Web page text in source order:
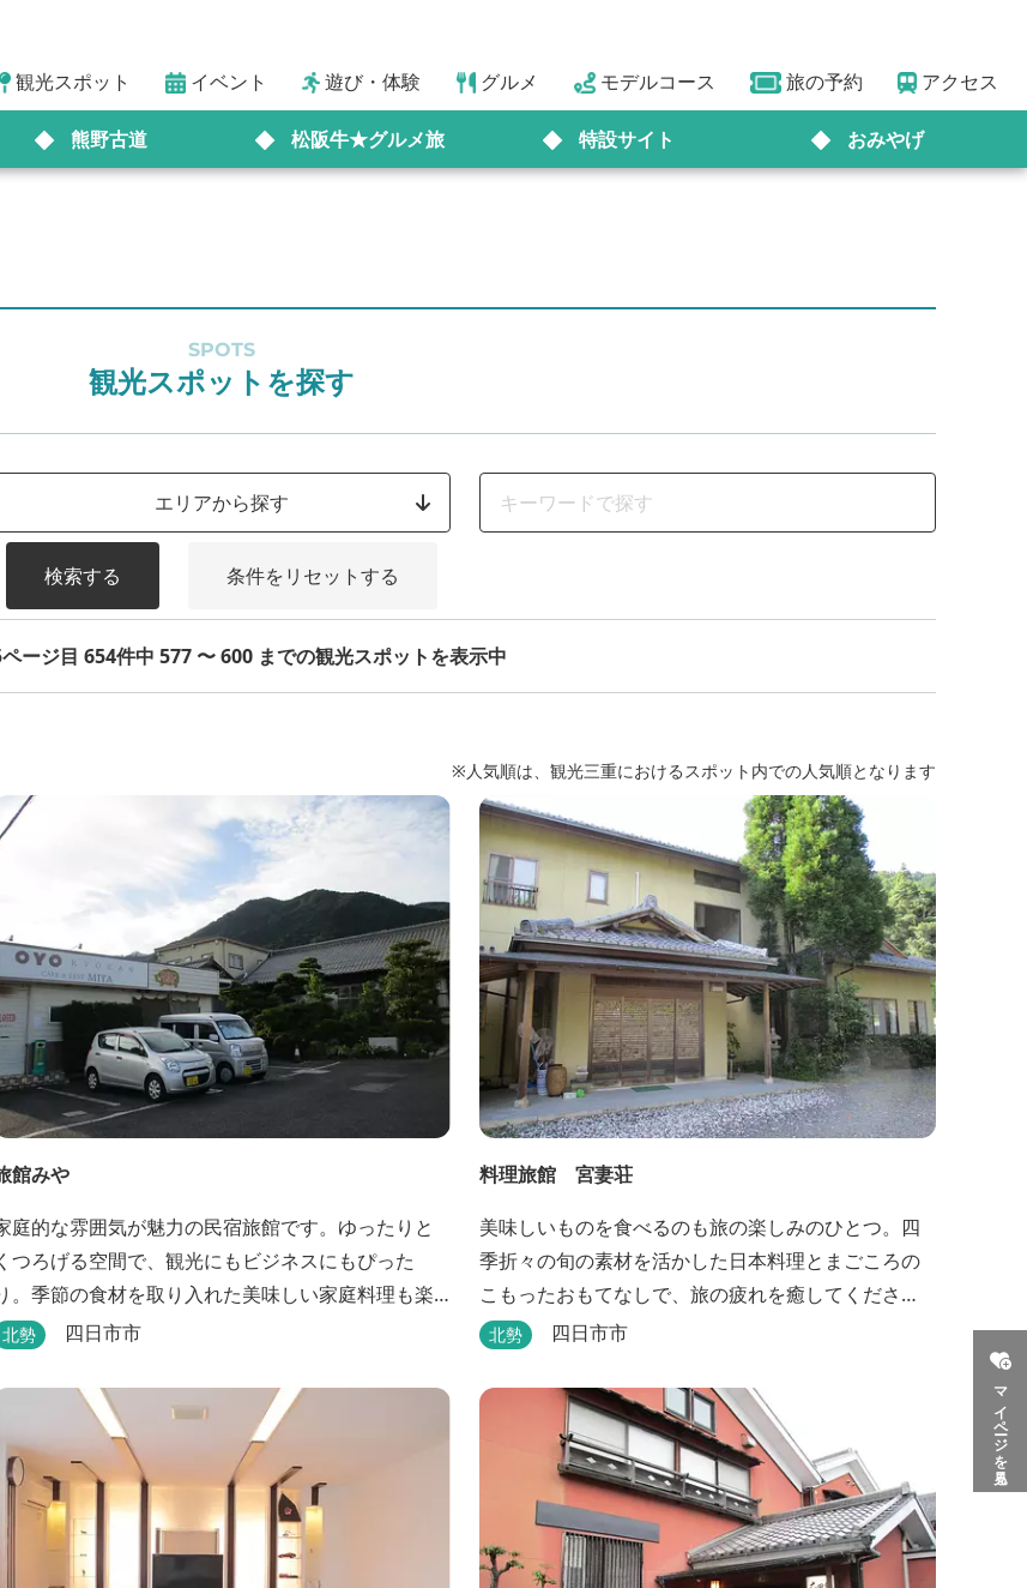
観光スポット イベント 遊び・体験 グルメ モデルコース 旅の予約 アクセス
熊野古道 松阪牛★グルメ旅 特設サイト おみやげ
マイページを見る
SPOTS
観光スポットを探す
エリアから探す
検索する 条件をリセットする
ージ目 654件中 577 〜 600 までの観光スポットを表示中
※人気順は、観光三重におけるスポット内での人気順となります
館みや
庭的な雰囲気が魅力の民宿旅館です。ゆったりと
つろげる空間で、観光にもビジネスにもぴった
。季節の食材を取り入れた美味しい家庭料理も楽
めます。
北勢 四日市市
料理旅館 宮妻荘
美味しいものを食べるのも旅の楽しみのひとつ。四
季折々の旬の素材を活かした日本料理とまごころの
こもったおもてなしで、旅の疲れを癒してくださ
い。
北勢 四日市市